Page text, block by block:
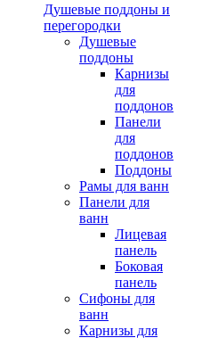
Душевые поддоны и
перегородки
Душевые
поддоны
Карнизы
для
поддонов
Панели
для
поддонов
Поддоны
Рамы для ванн
Панели для
ванн
Лицевая
панель
Боковая
панель
Сифоны для
ванн
Карнизы для